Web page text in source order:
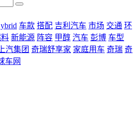
车款 搭配 吉利汽车 市场 交通 环
新能源 阵容 甲醇 汽车 彭博 车型
上汽集团 奇瑞舒享家 家庭用车 奇瑞 奇
车网